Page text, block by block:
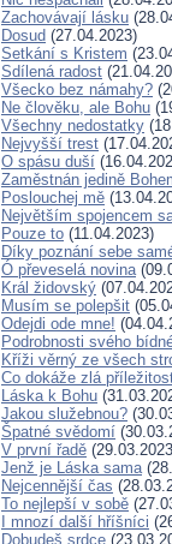
Zachovávají lásku
Dosud (27.04.2023)
Setkání s Kristem
Sdílená radost
Všecko bez námahy?
Ne člověku, ale Bohu
Všechny nedostatky
Nejvyšší trest
O spásu duší
Zaměstnán jedině
Poslouchej mě
Největším spojencem
Pouze to (11.04.2023)
Díky poznání sebe
Ó převeselá novina
Král židovský
Musím se polepšit
Odejdi ode mne!
Podrobnosti svého
Kříži věrný ze všech
Co dokáže zlá
Láska k Bohu
Jakou služebnou?
Špatné svědomí
V první řadě
Jenž je Láska sama
Nejcennější čas
To nejlepší v sobě
I mnozí další hříšníci
Dobudeš srdce